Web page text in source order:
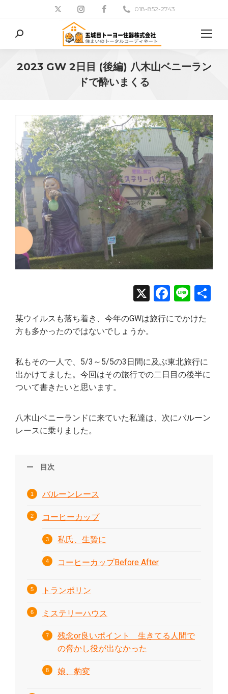
018-852-2743
検
索:
2023 GW 2日目 (後編) 八木山ベニーラン
ドで酔いまくる
X Line
某ウイルスも落ち着き、今年のGWは旅行にでかけた
方も多かったのではないでしょうか。
私もその一人で、5/3～5/5の3日間に及ぶ東北旅行に
出かけてました。今回はその旅行での二日目の後半に
ついて書きたいと思います。
八木山ベニーランドに来ていた私達は、次にバルーン
レースに乗りました。
目次
バルーンレース
コーヒーカップ
私氏、生贄に
コーヒーカップBefore After
トランポリン
ミステリーハウス
残念or良いポイント 生きてる人間で
の脅かし役が出なかった
娘、豹変